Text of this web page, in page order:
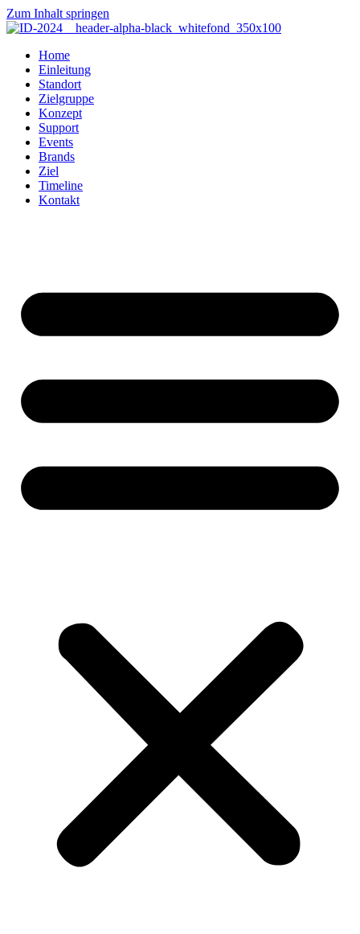
Zum Inhalt springen
Home
Einleitung
Standort
Zielgruppe
Konzept
Support
Events
Brands
Ziel
Timeline
Kontakt